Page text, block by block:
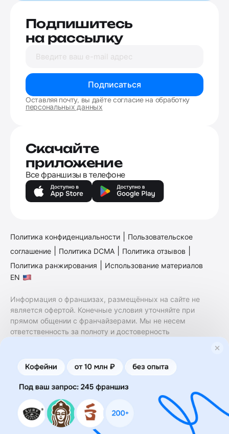
Подпишитесь
на рассылку
Подписаться
Оставляя почту, вы даёте согласие на обработку
персональных данных
Скачайте
приложение
Все франшизы в телефоне
Политика конфиденциальности
Пользовательское
соглашение
Политика DCMA Политика отзывов
Политика ранжирования
Использование материалов
EN
Информация о франшизах, размещённых на сайте не
является офертой. Конечные условия уточняйте при
прямом общении с франчайзерами. Мы не несем
ответственность за полноту и достоверность
финансовые услуги. Заключение договоров
коммерческой концессии (франчайзинга) осуществляется
правообладателями/их представителями. Бизнесменс.ру
не является посредником или представителем
правообладателя и не несет ответственность за условия
предоставления франшизы и действия лиц,
осуществленные на основании информации, имеющейся